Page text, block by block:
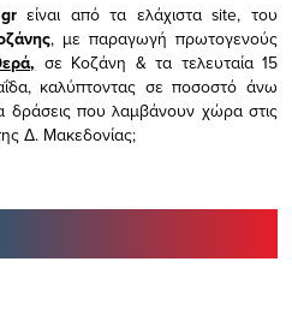
είναι από τα ελάχισταsite, του
, με παραγωγή πρωτογενούς
σε Κοζάνη & τα τελευταία 15
καλύπτοντας σε ποσοστό άνω
δράσεις που λαμβάνουν χώρα στις
Δ. Μακεδονίας;